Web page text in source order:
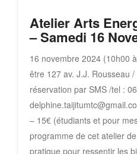
Atelier Arts
– Samedi 16
16 novembre 2024 (10h00
être 127 av. J.J. Rousseau
réservation par SMS /tel :
– 15€ (étudiants et pour
programme de cet atelier
pratique pour ressentir les